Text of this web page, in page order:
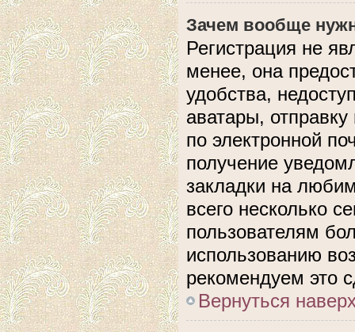
Зачем вообще
Регистрация не
менее, она
удобства,
аватары,
по электронной
получение
закладки на
всего несколько
пользователям
использованию
рекомендуем это
Вернуться